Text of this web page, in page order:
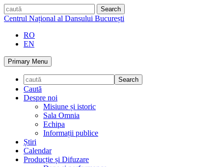
Skip
to
caută
Centrul Național al Dansului București
RO
EN
Primary Menu
Caută
Despre noi
Misiune și istoric
Sala Omnia
Echipa
Informații publice
Știri
Calendar
Producție și Difuzare